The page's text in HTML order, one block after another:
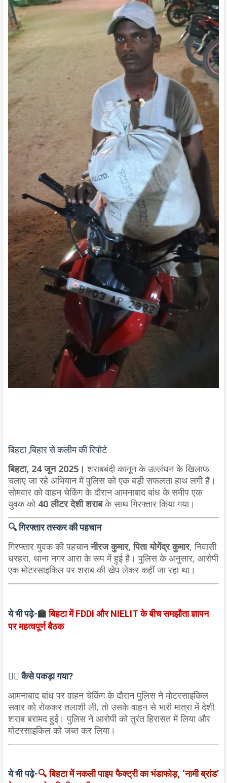
बिहटा ,बिहार से कलीम की रिपोर्ट
बिहटा, 24 जून 2025। शराबबंदी कानून के उल्लंघन के खिलाफ
चलाए जा रहे अभियान में पुलिस को एक बड़ी सफलता हाथ लगी है।
सोमवार को वाहन चेकिंग के दौरान आमनाबाद बांध के समीप एक
युवक को 40 लीटर देशी शराबके साथ गिरफ्तार किया गया।
🔍गिरफ्तार तस्कर की पहचान
गिरफ्तार युवक की पहचाननीरज कुमार, पिता योगेंद्र कुमार, निवासी
धरहरा, थाना नगर आरा के रूप में हुई है। पुलिस के अनुसार, आरोपी
एक मोटरसाइकिल पर शराब की खेप लेकर कहीं जा रहा था।
ये भी पढ़े-🏫बिहटा में FDDI और NIELIT के बीच समझौता ज्ञापन
पर महत्वपूर्ण बैठक
🕵️‍♂️कैसे पकड़ा गया?
आमनाबाद बांध पर वाहन चेकिंग के दौरान पुलिस ने मोटरसाइकिल
सवार को रोककर तलाशी ली, तो उसके वाहन से भारी मात्रा में देशी
शराब बरामद हुई। पुलिस ने आरोपी को तुरंत हिरासत में लिया और
मोटरसाइकिल को जब्त कर लिया।
ये भी पढ़े-🔍 बिहटा में नकली पाइप फैक्ट्री का भंडाफोड़, ‘नामी ब्रांड’